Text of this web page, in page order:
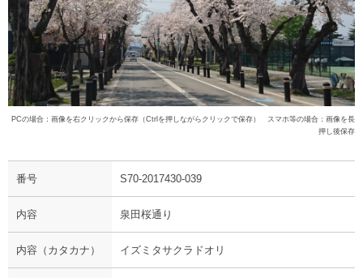
PCの場合：画像を右クリックから保存（Ctrlを押しながらクリックで保存） スマホ等の場合：画像を長
押し後保存
番号 S70-2017430-039
内容 泉田桜通り
内容（カタカナ） イズミタサクラドオリ